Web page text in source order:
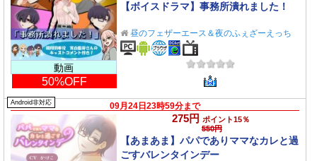
動画
50%OFF
【ボイスドラマ】事務所潰れました！
昼のフェザーエース＆夜のふぇざーえっち
09月24日23時59分まで
Android非対応
275円 ポイント15％
550円
【あまあま】パパでありママなカレと過
ごすバレンタインデー